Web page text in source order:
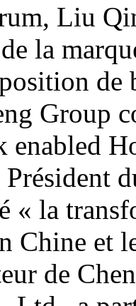
Liu
la
de
Group
« la
Chine et
de